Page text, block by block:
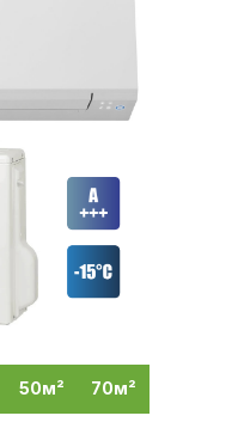
50м² 70м²